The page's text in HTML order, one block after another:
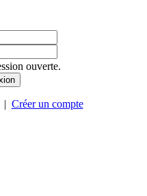
ouverte.
Créer un compte